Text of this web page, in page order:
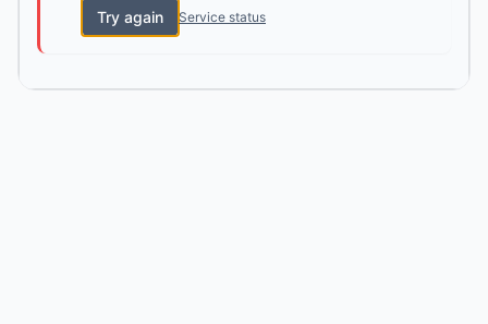
Try again Service status